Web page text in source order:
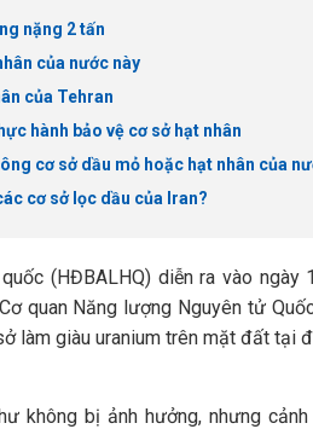
nặng 2 tấn
của nước này
của Tehran
hành bảo vệ cơ sở hạt nhân
cơ sở dầu mỏ hoặc hạt nhân của
cơ sở lọc dầu của Iran?
(HĐBALHQ) diễn ra vào ngày
quan Năng lượng Nguyên tử
làm giàu uranium trên mặt đất tại
không bị ảnh hưởng, nhưng